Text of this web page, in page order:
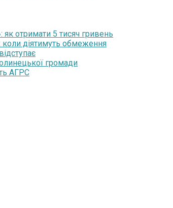
отримати 5 тисяч гривень
коли діятимуть обмеження
громади
АГРС